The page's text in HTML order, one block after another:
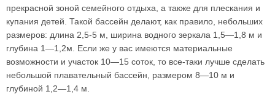
прекрасной зоной семейного отдыха, а также для плескания и
купания детей. Такой бассейн делают, как правило, небольших
размеров: длина 2,5-5 м, ширина водного зеркала 1,5—1,8 м и
глубина 1—1,2м. Если же у вас имеются материальные
возможности и участок 10—15 соток, то все-таки лучше сделать
небольшой плавательный бассейн, размером 8—10 м и
глубиной 1,2—1,4 м.